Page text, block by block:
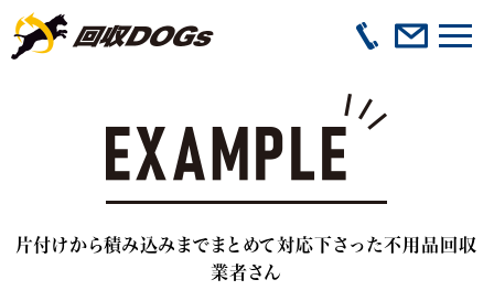
片付けから積み込みまでまとめて対応下さった不用品回収
業者さん